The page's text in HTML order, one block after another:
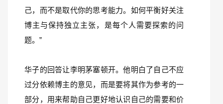
己，而不是取代你的思考能力。如何平衡好关注
博主与保持独立主张，是每个人需要探索的问
题。”
华子的回答让李明茅塞顿开。他明白了自己不应
过分依赖博主的意见，而是要将其作为参考的一
部分，用来帮助自己更好地认识自己的需要和价